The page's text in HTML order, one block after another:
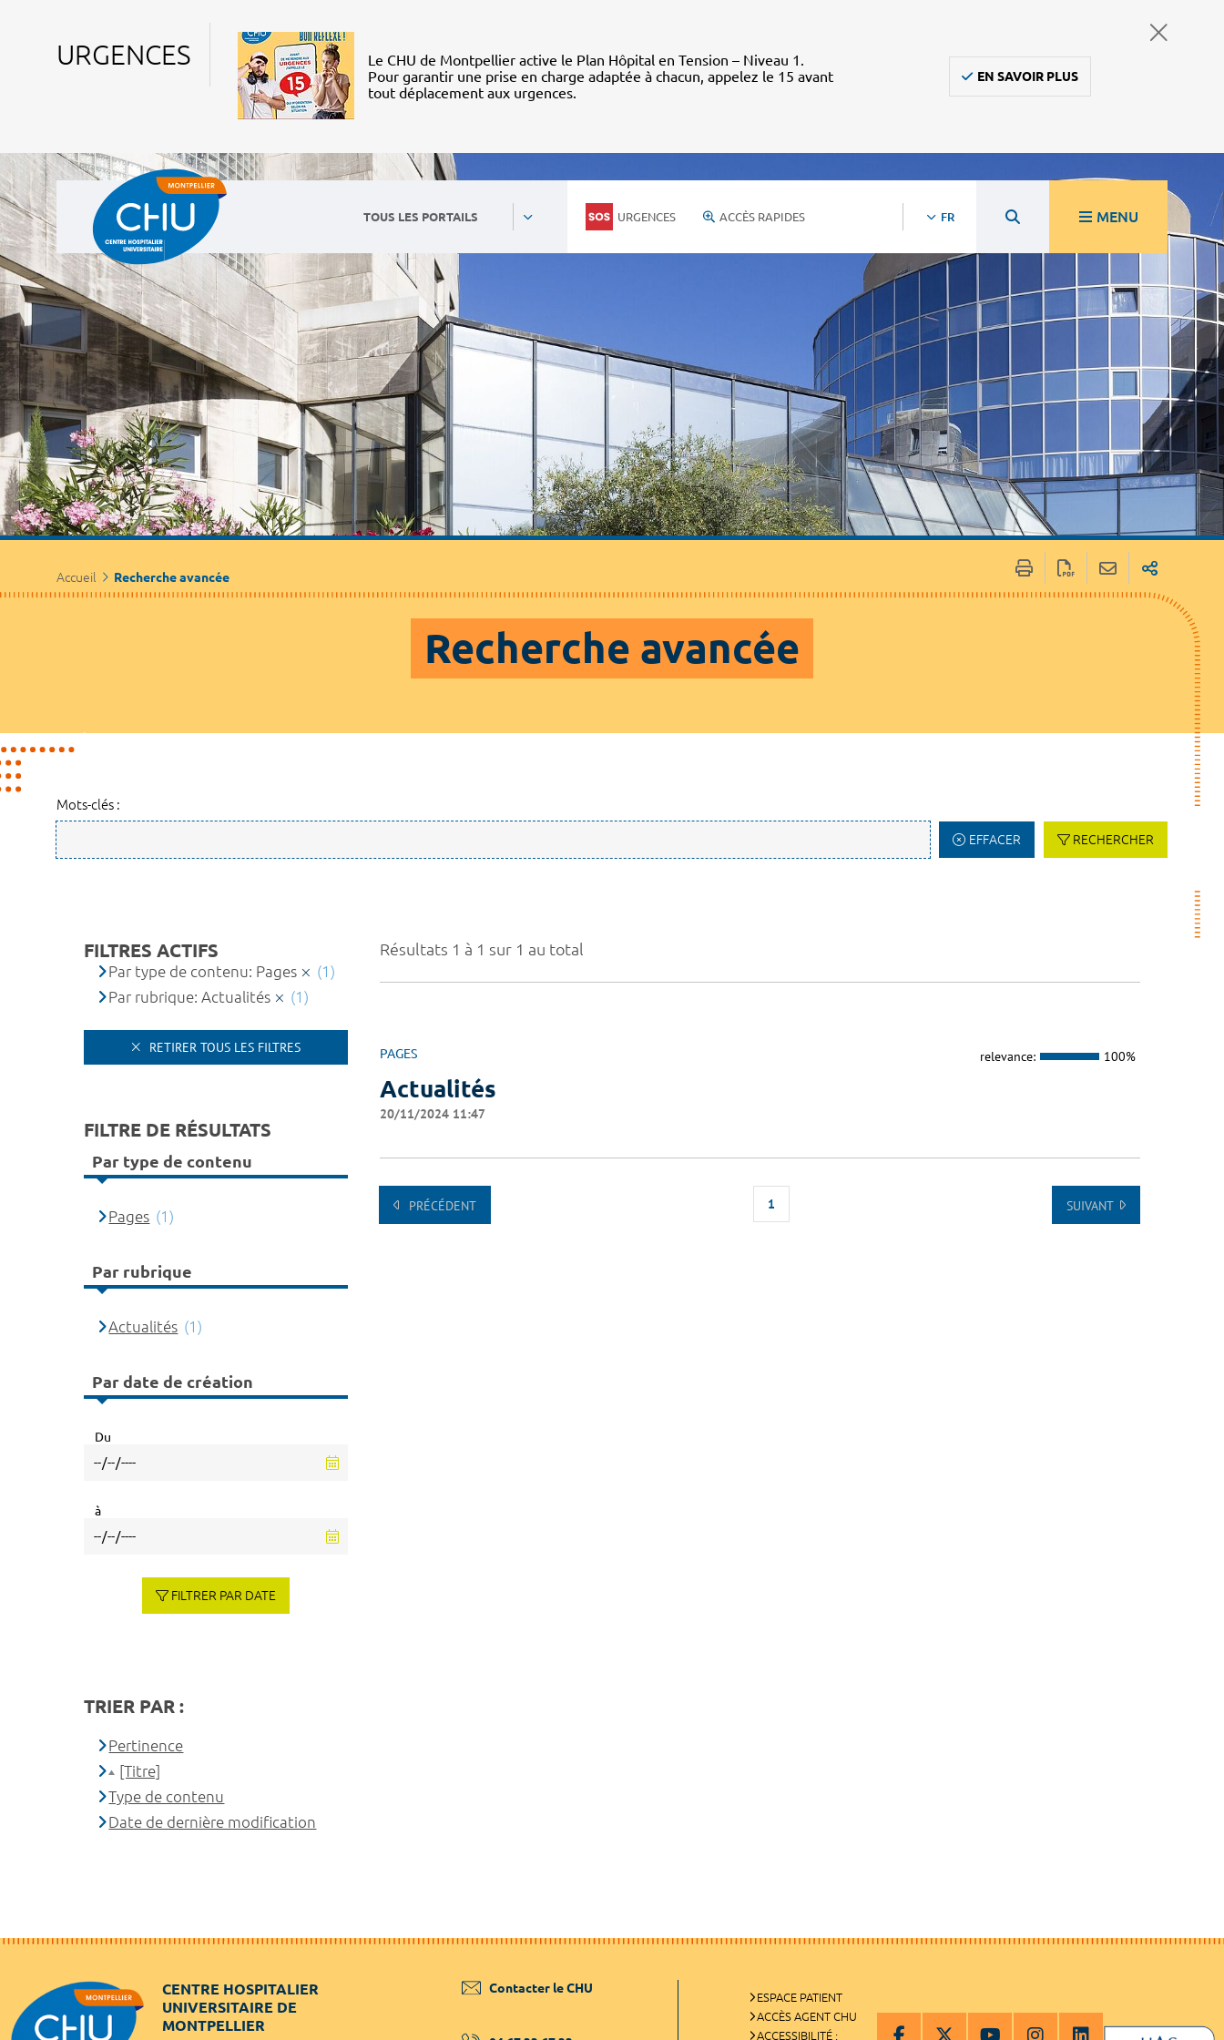
URGENCES
Le CHU de Montpellier active le Plan Hôpital en Tension – Niveau 1.
Pour garantir une prise en charge adaptée à chacun, appelez le 15 avant
tout déplacement aux urgences.
EN SAVOIR PLUS
TOUS LES PORTAILS URGENCES ACCÈS RAPIDES FR MENU
Accueil Recherche avancée
Recherche avancée
Mots-clés :
EFFACER RECHERCHER
Résultats 1 à 1 sur 1 au total
PAGES relevance: 100%
Actualités
20/11/2024 11:47
PRÉCÉDENT 1 SUIVANT
FILTRES ACTIFS
Par type de contenu: Pages
(1)
Par rubrique: Actualités
(1)
RETIRER TOUS LES FILTRES
FILTRE DE RÉSULTATS
Par type de contenu
Pages (1)
Par rubrique
Actualités (1)
Par date de création
Du
à
FILTRER PAR DATE
TRIER PAR :
Pertinence
[Titre]
Type de contenu
Date de dernière modification
CENTRE HOSPITALIER
UNIVERSITAIRE DE
MONTPELLIER
Contacter le CHU
ESPACE PATIENT
ACCÈS AGENT CHU
ACCESSIBILITÉ :